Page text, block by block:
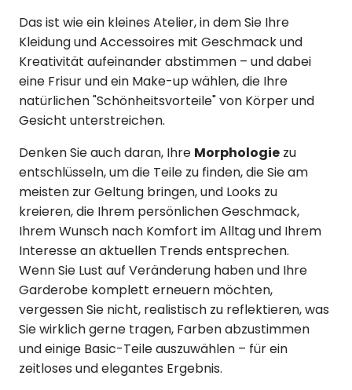
Das ist wie ein kleines Atelier, in dem Sie Ihre
Kleidung und Accessoires mit Geschmack und
Kreativität aufeinander abstimmen – und dabei
eine Frisur und ein Make-up wählen, die Ihre
natürlichen "Schönheitsvorteile" von Körper und
Gesicht unterstreichen.
Denken Sie auch daran, Ihre Morphologie zu
entschlüsseln, um die Teile zu finden, die Sie am
meisten zur Geltung bringen, und Looks zu
kreieren, die Ihrem persönlichen Geschmack,
Ihrem Wunsch nach Komfort im Alltag und Ihrem
Interesse an aktuellen Trends entsprechen.
Wenn Sie Lust auf Veränderung haben und Ihre
Garderobe komplett erneuern möchten,
vergessen Sie nicht, realistisch zu reflektieren, was
Sie wirklich gerne tragen, Farben abzustimmen
und einige Basic-Teile auszuwählen – für ein
zeitloses und elegantes Ergebnis.